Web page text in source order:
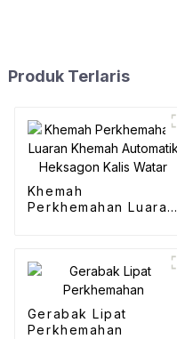
Produk Terlaris
Khemah
Perkhemahan Luaran
Gerabak Lipat
Perkhemahan